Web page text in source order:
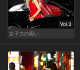
Vol.3
女子力の呪い